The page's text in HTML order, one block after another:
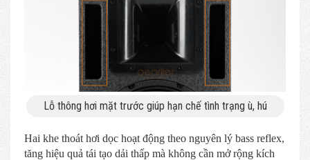
Lỗ thông hơi mặt trước giúp hạn chế tình trạng ù, hú
Hai khe thoát hơi dọc hoạt động theo nguyên lý bass reflex,
tăng hiệu quả tái tạo dải thấp mà không cần mở rộng kích